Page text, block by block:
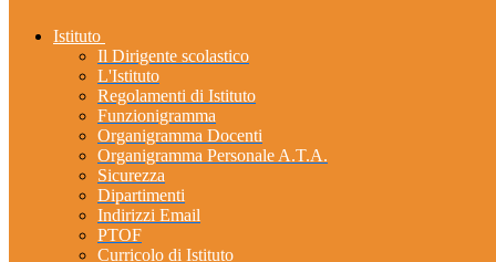
Istituto
Il Dirigente scolastico
L'Istituto
Regolamenti di Istituto
Funzionigramma
Organigramma Docenti
Organigramma Personale A.T.A.
Sicurezza
Dipartimenti
Indirizzi Email
PTOF
Curricolo di Istituto